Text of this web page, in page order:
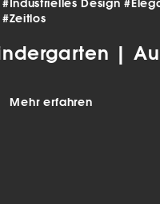
#Industrielles Design
#Zeitlos
|
Mehr erfahren